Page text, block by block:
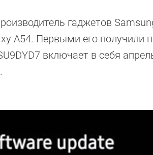
гаджетов
A54. Первыми его получили
включает в себя